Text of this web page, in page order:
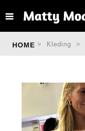
HOME > Kleding >